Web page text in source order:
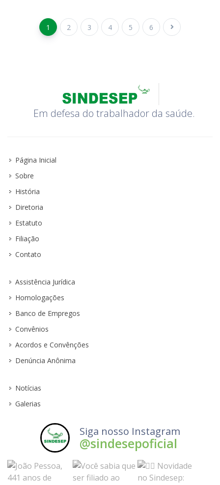
1 2 3 4 5 6
Em defesa do trabalhador da saúde.
Página Inicial
Sobre
História
Diretoria
Estatuto
Filiação
Contato
Assistência Jurídica
Homologações
Banco de Empregos
Convênios
Acordos e Convênções
Denúncia Anônima
Notícias
Galerias
Siga nosso Instagram
@sindesepoficial